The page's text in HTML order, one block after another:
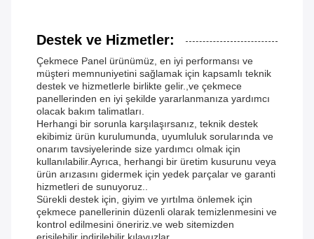
Destek ve Hizmetler:
Çekmece Panel ürünümüz, en iyi performansı ve
müşteri memnuniyetini sağlamak için kapsamlı teknik
destek ve hizmetlerle birlikte gelir.,ve çekmece
panellerinden en iyi şekilde yararlanmanıza yardımcı
olacak bakım talimatları.
Herhangi bir sorunla karşılaşırsanız, teknik destek
ekibimiz ürün kurulumunda, uyumluluk sorularında ve
onarım tavsiyelerinde size yardımcı olmak için
kullanılabilir.Ayrıca, herhangi bir üretim kusurunu veya
ürün arızasını gidermek için yedek parçalar ve garanti
hizmetleri de sunuyoruz..
Sürekli destek için, giyim ve yırtılma önlemek için
çekmece panellerinin düzenli olarak temizlenmesini ve
kontrol edilmesini öneririz.ve web sitemizden